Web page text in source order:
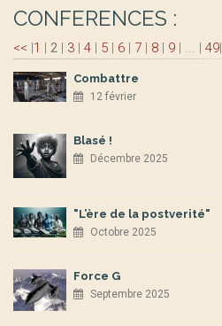
CONFERENCES :
<< |1 | 2 | 3 | 4 | 5 | 6 | 7 | 8 | 9 | ... | 49|
Combattre
12 février
Blasé !
Décembre 2025
"L’ère de la postverité"
Octobre 2025
Force G
Septembre 2025